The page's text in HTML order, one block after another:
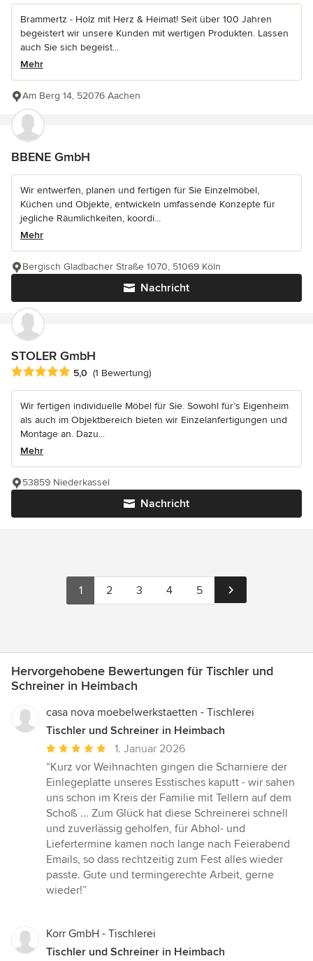
Brammertz - Holz mit Herz & Heimat! Seit über 100 Jahren
begeistert wir unsere Kunden mit wertigen Produkten. Lassen
auch Sie sich begeist...
Mehr
Am Berg 14, 52076 Aachen
BBENE GmbH
Wir entwerfen, planen und fertigen für Sie Einzelmöbel,
Küchen und Objekte, entwickeln umfassende Konzepte für
jegliche Räumlichkeiten, koordi...
Mehr
Nachricht
Bergisch Gladbacher Straße 1070, 51069 Köln
STOLER GmbH
Durchschnittliche Bewertung: 5 von 5 Sternen
5,0 (1 Bewertung)
Wir fertigen individuelle Möbel für Sie. Sowohl für’s Eigenheim
als auch im Objektbereich bieten wir Einzelanfertigungen und
Montage an. Dazu...
Mehr
Nachricht
53859 Niederkassel
1 2 3 4 5
Hervorgehobene Bewertungen für Tischler und
Schreiner in Heimbach
casa nova moebelwerkstaetten - Tischlerei
Tischler und Schreiner in Heimbach
Durchschnittliche
Bewertung:
5
von
5
Sternen
1. Januar 2026
“Kurz vor Weihnachten gingen die Scharniere der
Einlegeplatte unseres Esstisches kaputt - wir sahen
uns schon im Kreis der Familie mit Tellern auf dem
Schoß ... Zum Glück hat diese Schreinerei schnell
und zuverlässig geholfen, für Abhol- und
Liefertermine kamen noch lange nach Feierabend
Emails, so dass rechtzeitig zum Fest alles wieder
passte. Gute und termingerechte Arbeit, gerne
wieder!”
Korr GmbH - Tischlerei
Tischler und Schreiner in Heimbach